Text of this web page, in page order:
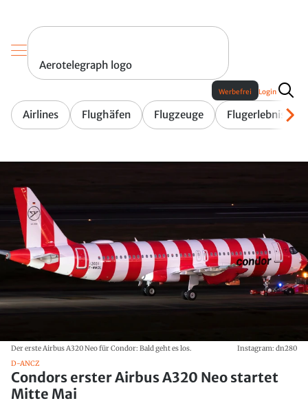
Aerotelegraph logo
Airlines Flughäfen Flugzeuge Flugerlebnis
Werbefrei Login
Der erste Airbus A320 Neo für Condor: Bald geht es los.
Instagram: dn280
D-ANCZ
Condors erster Airbus A320 Neo startet
Mitte Mai